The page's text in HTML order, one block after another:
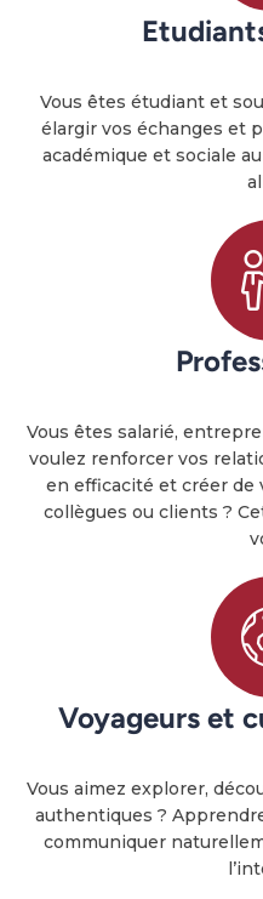
Vous êtes étudiant et
élargir vos échanges et
académique et sociale
Vous êtes salarié,
voulez renforcer vos
en efficacité et créer de
collègues ou clients ?
Voyageurs et
Vous aimez explorer,
authentiques ?
communiquer